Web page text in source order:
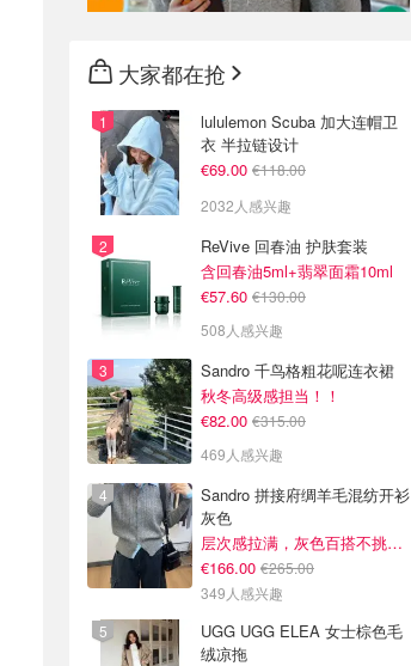
大家都在抢
lululemon Scuba 加大连帽卫
衣 半拉链设计
€69.00 €118.00
2032人感兴趣
ReVive 回春油 护肤套装
含回春油5ml+翡翠面霜10ml
€57.60 €130.00
508人感兴趣
Sandro 千鸟格粗花呢连衣裙
秋冬高级感担当！！
€82.00 €315.00
469人感兴趣
Sandro 拼接府绸羊毛混纺开衫
灰色
层次感拉满，灰色百搭不挑人~
€166.00 €265.00
349人感兴趣
UGG UGG ELEA 女士棕色毛
绒凉拖